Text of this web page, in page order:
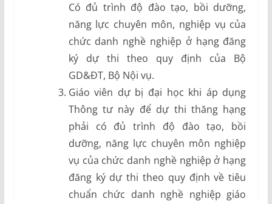
Có đủ trình độ đào tạo, bồi dưỡng,
năng lực chuyên môn, nghiệp vụ của
chức danh nghề nghiệp ở hạng đăng
ký dự thi theo quy định của Bộ
GD&ĐT, Bộ Nội vụ.
Giáo viên dự bị đại học khi áp dụng
Thông tư này để dự thi thăng hạng
phải có đủ trình độ đào tạo, bồi
dưỡng, năng lực chuyên môn nghiệp
vụ của chức danh nghề nghiệp ở hạng
đăng ký dự thi theo quy định về tiêu
chuẩn chức danh nghề nghiệp giáo